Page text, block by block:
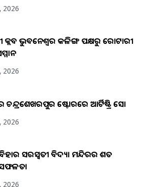
2026
କ୍ଲବ ଭୁବନେଶ୍ୱର କଳିଙ୍ଗ ପକ୍ଷରୁ ରୋଟାରୀ
2026
ଚନ୍ଦ୍ରଶେଖରପୁର ଷ୍ଟୋରରେ ଆର୍ଟିଷ୍ଟ୍ରି ସୋ
2026
ବିହାର ସରସ୍ୱତୀ ବିଦ୍ୟା ମନ୍ଦିରର ଶତ
2026